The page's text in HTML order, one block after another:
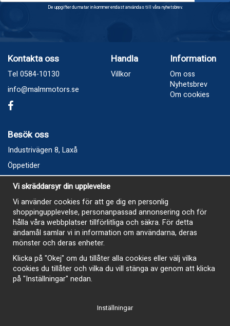
De uppgifter du matar in kommer endast användas till våra nyhetsbrev.
Kontakta oss
Tel 0584-10130
info@malmmotors.se
Handla
Villkor
Information
Om oss
Nyhetsbrev
Om cookies
Besök oss
Industrivägen 8, Laxå
Öppetider
Vecka 32
Måndag kl 9-12, kl 13 - 15
Onsdag kl 9-12, kl 13 - 15
Tisdag, Tordag och Fredag stängt
E-Handelsbutiken är öppen och paket skickas hela
sommaren
Vi skräddarsyr din upplevelse
Vi använder cookies för att ge dig en personlig
shoppingupplevelse, personanpassad annonsering och för
hålla våra webbplatser tillförlitliga och säkra. För detta
ändamål samlar vi in information om användarna, deras
mönster och deras enheter.
Klicka på "Okej" om du tillåter alla cookies eller välj vilka
cookies du tillåter och vilka du vill stänga av genom att klicka
på "Inställningar" nedan.
Inställningar